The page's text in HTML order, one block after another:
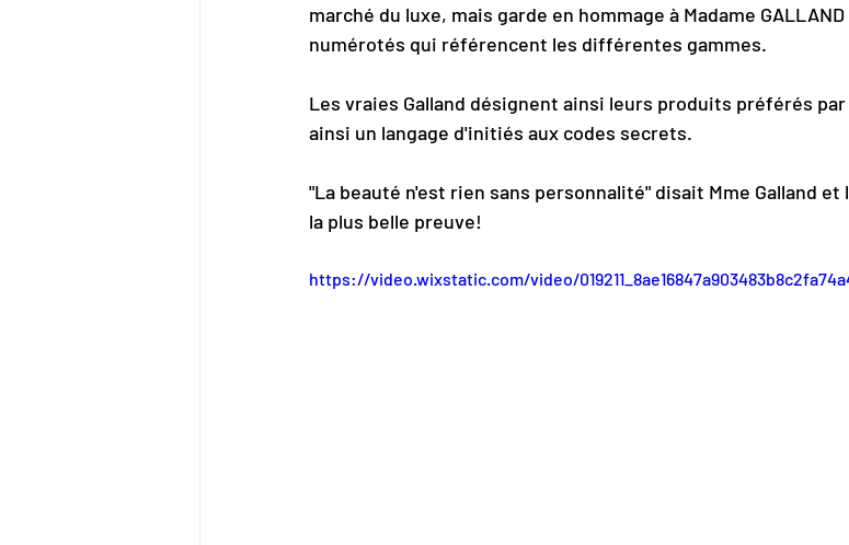
marché du luxe, mais garde en hommage à Madame
numérotés qui référencent les différentes gammes.
Les vraies Galland désignent ainsi leurs produits préférés
ainsi un langage d'initiés aux codes secrets.
"La beauté n'est rien sans personnalité" disait Mme Galland
la plus belle preuve!
https://video.wixstatic.com/video/